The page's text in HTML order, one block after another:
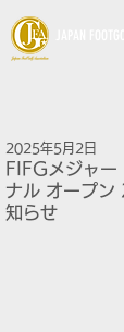
FIFGメジャー
ナル オープ
知らせ
2025年5月2日